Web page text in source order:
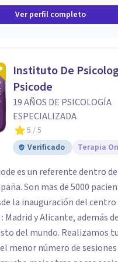
Ver perfil completo
Instituto De
Psicode
19 AÑOS DE PSICOLOGÍA
ESPECIALIZADA
5 / 5
Verificado
Terapia
es un referente dentro
Son mas de 5000
la inauguración del centro
: Madrid y Alicante, además
Realizamos tu
menor número de